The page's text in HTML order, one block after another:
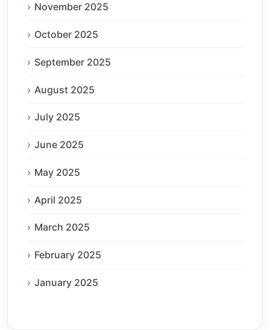
November 2025
October 2025
September 2025
August 2025
July 2025
June 2025
May 2025
April 2025
March 2025
February 2025
January 2025